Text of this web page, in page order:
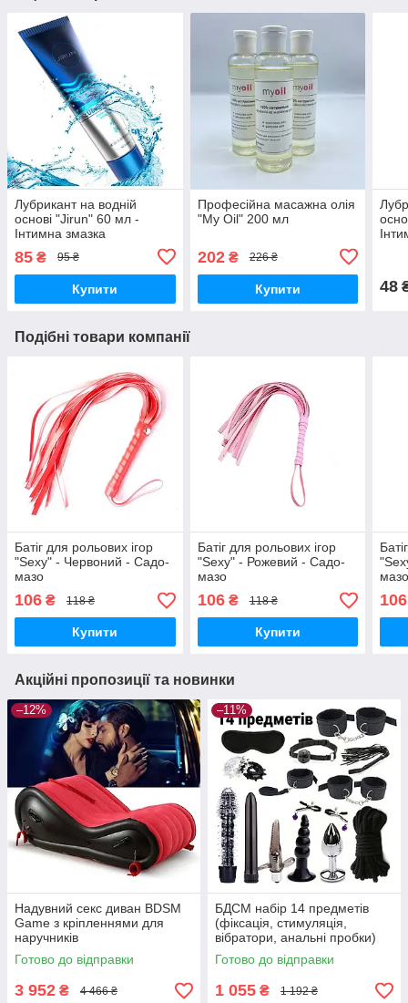
Лубрикант на водній
основі "Jirun" 60 мл -
Інтимна змазка
85 ₴ 95 ₴
Купити
Професійна масажна олія
"My Oil" 200 мл
202₴ 226 ₴
Купити 48
Подібні товари компанії
Батіг для рольових ігор
"Sexy" - Червоний - Садо-
мазо
106 ₴ 118 ₴
Купити
Батіг для рольових ігор
"Sexy" - Рожевий - Садо-
мазо
106₴ 118 ₴
Купити
106
Акційні пропозиції та новинки
–12%
Надувний секс диван BDSM
Game з кріпленнями для
наручників
Готово до відправки
3 952 ₴ 4 466 ₴
–11%
БДСМ набір 14 предметів
(фіксація, стимуляція,
вібратори, анальні пробки)
Чорний
Готово до відправки
1 055 ₴ 1 192 ₴